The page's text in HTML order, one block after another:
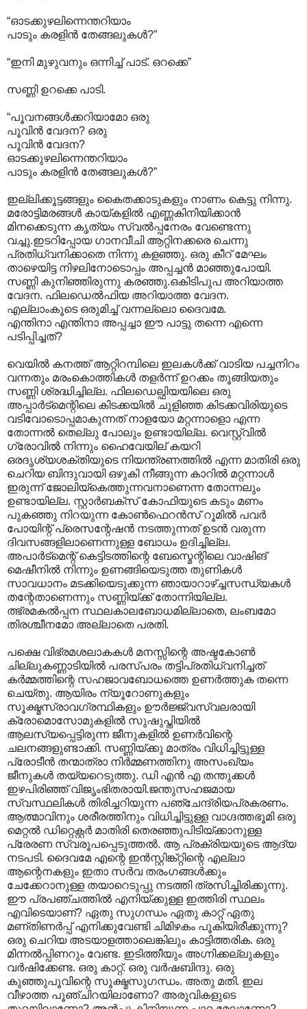
“ഓടക്കുഴലിന്നെന്തറിയാം
പാടും കരളിന്‍ തേങ്ങലുകള്‍?”
“ഇനി മുഴുവനും ഒന്നിച്ച് പാട്. ഒറക്കെ”
സണ്ണി ഉറക്കെ പാടി.
“പൂവനങ്ങള്‍ക്കറിയാമോ ഒരു
പൂവിന്‍ വേദന? ഒരു
പൂവിന്‍ വേദന?
ഓടക്കുഴലിന്നെന്തറിയാം
പാടും കരളിന്‍ തേങ്ങലുകള്‍?”
ഇല്ലിക്കൂട്ടങ്ങളും കൈതക്കാടുകളും നാണം കെട്ടു നിന്നു.
മരോട്ടിമരങ്ങള്‍ കായ്കളില്‍ എണ്ണകിനിയിക്കാന്‍
മിനക്കെടുന്ന കൃത്യം സ്വല്‍പ്പനേരം വേണ്ടെന്നു
വച്ചു.ഇടറിപ്പോയ ഗാനവീചി ആറ്റിനക്കരെ ചെന്നു
പ്രതിധ്വനിക്കാതെ നിന്നു കളഞ്ഞു. ഒരു കീറ് മേഘം
താഴെയിട്ട നിഴലിനോടൊപ്പം അപ്പച്ചന്‍ മാഞ്ഞുപോയി.
സണ്ണി കുനിഞ്ഞിരുന്നു കരഞ്ഞു.ഒകിടിപുപ അറിയാത്ത
വേദന. ഫിലഡെല്‍ഫിയ അറിയാത്ത വേദന.
എല്ലാംകൂടെ ഒരുമിച്ച് വന്നല്ലൊ ദൈവമേ.
എന്തിനാ എന്തിനാ അപ്പച്ചാ ഈ പാട്ടു തന്നെ എന്നെ
പടിപ്പിച്ചത്?
വെയില്‍ കനത്ത് ആറ്റിറമ്പിലെ ഇലകള്‍ക്ക് വാടിയ പച്ചനിറം
വന്നതും മരംകൊത്തികള്‍ തളര്‍ന്ന് ഉറക്കം തൂങ്ങിയതും
സണ്ണി ശ്രദ്ധിച്ചില്ല. ഫിലഡെല്ഫിയയിലെ ഒരു
അപ്പാര്‍ട്മെന്റിലെ കിടക്കയില്‍ ചുളിഞ്ഞ കിടക്കവിരിയുടെ
വടിവോടൊപ്പമാകുന്നത് നാളയോ മറ്റന്നാളൊ എന്ന
തോന്നല്‍ തെല്ലു പോലും ഉണ്ടായില്ല. വെസ്റ്റ്വില്‍
ഗ്രോവില്‍ നിന്നും ഹൈവേയില് കയറി ‍
ഒരദൃശ്യശക്തിയുടെ നിയന്ത്രണത്തില്‍ എന്ന മാതിരി ഒരു
ചെറിയ ബിന്ദുവായി ഒഴുകി നീങ്ങുന്ന കാറില്‍ മറ്റന്നാള്‍
ഇരുന്ന് ജോലിയ്കെത്തുന്നവനാണെന്ന തോന്നലും
ഉണ്ടായില്ല. സ്റ്റാര്‍ബക്സ് കോഫിയുടെ കടും മണം
പുകഞ്ഞു നിറയുന്ന കോണ്‍ഫെറന്‍സ് റൂമില്‍ പവര്‍
പോയിന്റ് പ്രെസന്റേഷന്‍ നടത്തുന്നത് ഉടന്‍ വരുന്ന
ദിവസങ്ങളിലാണെന്നുള്ള ബോധം ഉദിച്ചില്ല.
അപാര്‍ട്മെന്റ് കെട്ടിടത്തിന്റെ ബേസ്മെന്റിലെ വാഷിങ്
മെഷീനില്‍ നിന്നും ഉണങ്ങിയെടുത്ത തുണികള്‍
സാവധാനം മടക്കിയെടുക്കുന്ന ഞായാറാഴ്ച്ചസന്ധ്യകള്‍
തന്റേതാണെന്നും സണ്ണിയ്ക്ക് തോന്നിയില്ല.
ത്ഭ്രമകല്‍പ്പന സ്ഥലകാല‍ബോധമില്ലാതെ, ലംബമോ
തിരശ്ചീനമോ അല്ലാതെ പരതി.
പക്ഷെ വിഭ്രമശലാകകള്‍ മനസ്സിന്റെ അഷ്ടകോണ്‍
ചില്ലുകണ്ണാടിയില്‍ പരസ്പരം തട്ടിപ്രതിധ്വനിച്ചത്
കര്‍മ്മത്തിന്റെ സഹജാവബോധത്തെ ഉണര്‍ത്തുക തന്നെ
ചെയ്തു. ആയിരം ന്യൂറോണുകളും
സൂക്ഷ്മസ്രാവഗ്രന്ഥികളും ഊര്‍ജ്ജ്വസ്വലരായി
ക്രോമൊസോമുകളില്‍ സുഷുപ്തിയില്‍
ആലസ്യപ്പെട്ടിരുന്ന ജീനുകളില്‍ ഉണര്‍വിന്റെ
ചലനങ്ങളുണ്ടാക്കി. സണ്ണിയ്ക്കു മാത്രം വിധിച്ചിട്ടുള്ള
പ്രോടീന്‍ തന്മാത്രാ നിര്‍മ്മണത്തിനു അസംഖ്യം
ജീനുകള്‍ തയ്യറെടുത്തു. ഡി എന്‍ എ തന്തുക്കള്‍
ഇഴപിരിഞ്ഞ് വിജൃംഭിതരായി.ജന്തുസഹജമായ
സ്വസ്ഥലികള്‍ തിരിച്ചറിയുന്ന പഞ്ചേന്ദ്രിയപ്രകരണം.
ആത്മാവിനും ശരീരത്തിനും വിധിച്ചിട്ടുള്ള വാഗ്ദത്തഭൂമി ഒരു
മെറ്റല്‍ ഡിറ്റെക്റ്റര്‍ മാതിരി തെരഞ്ഞുപിടിയ്ക്കാനുള്ള
പ്രേരണ സ്വരൂപപ്പെടുത്തല്‍. ആ പ്രക്രിയയുടെ ആദ്യ
നടപടി. ദൈവമേ എന്റെ ഇന്‍സ്റ്റിങ്ക്റ്റിന്റെ എല്ലാ
ആന്റെനകളും ഇതാ സര്‍വ തരംഗങ്ങള്‍ക്കും
ചേക്കേറാ‍നുള്ള തയാറെടുപ്പു നടത്തി ത്രസിച്ചിരിക്കുന്നു.
ഈ പ്രപഞ്ചത്തില്‍ എനിയ്ക്കുള്ള ഇത്തിരി സ്ഥലം
എവിടെയാണ്? ഏതു സുഗന്ധം ഏതു കാറ്റ് ഏതു
മണ്തിണര്‍പ്പ് എനിക്കുവേണ്ടി ചിമിഴകം പൂകിയിരീക്കുന്നു?
ഒരു ചെറിയ അടയാളത്താലെങ്കിലും കാട്ടിത്തരിക. ഒരു
മിന്നല്‍പ്പിണറും വേണ്ട. ഇടിത്തീയും അഗ്നിക്കല്ലുകളും
വര്‍ഷിക്കേണ്ട. ഒരു കാറ്റ്. ഒരു വര്‍ഷബിന്ദു. ഒരു
കുഞ്ഞുപൂവിന്റെ സൂക്ഷ്മസുഗന്ധം. അതു മതി. ഇല
വീഴാത്ത പൂഞ്ചിറയിലാണോ? അരുവികളുടെ